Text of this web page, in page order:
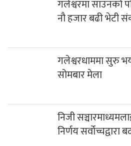
कर्तव्य ज्यान मुद्दाका फरार प्रतिवादी
गलेश्वरमा साउनको
नौ हजार बढी भेटी